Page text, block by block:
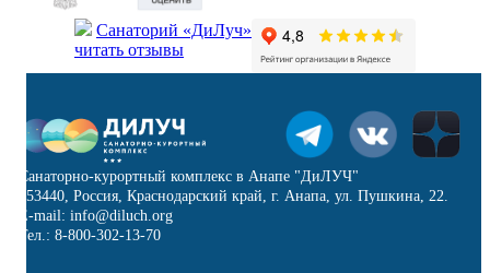
Санаторий «ДиЛуч»
читать отзывы
Санаторно-курортный комплекс в Анапе "ДиЛУЧ"
353440, Россия, Краснодарский край, г. Анапа, ул. Пушкина, 22.
E-mail: info@diluch.org
Тел.: 8-800-302-13-70